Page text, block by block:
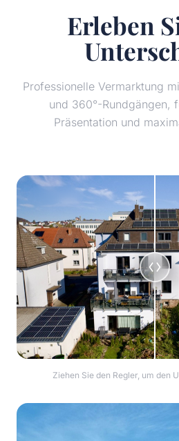
Erleben
Professionelle Vermarktung
und 360°-Rundgängen,
Präsentation und
Ziehen Sie den Regler, um den